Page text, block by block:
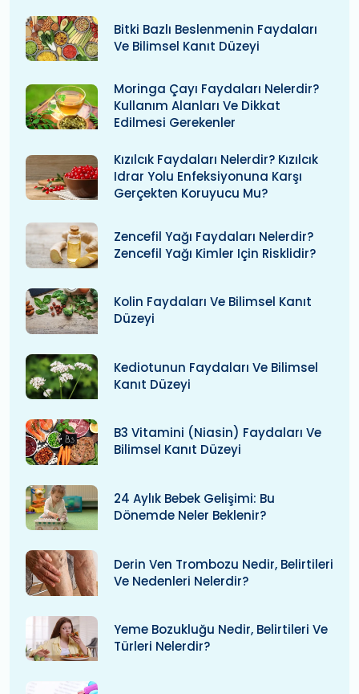
Bitki Bazlı Beslenmenin Faydaları
Ve Bilimsel Kanıt Düzeyi
Moringa Çayı Faydaları Nelerdir?
Kullanım Alanları Ve Dikkat
Edilmesi Gerekenler
Kızılcık Faydaları Nelerdir? Kızılcık
Idrar Yolu Enfeksiyonuna Karşı
Gerçekten Koruyucu Mu?
Zencefil Yağı Faydaları Nelerdir?
Zencefil Yağı Kimler Için Risklidir?
Kolin Faydaları Ve Bilimsel Kanıt
Düzeyi
Kediotunun Faydaları Ve Bilimsel
Kanıt Düzeyi
B3 Vitamini (niasin) Faydaları Ve
Bilimsel Kanıt Düzeyi
24 Aylık Bebek Gelişimi: Bu
Dönemde Neler Beklenir?
Derin Ven Trombozu Nedir, Belirtileri
Ve Nedenleri Nelerdir?
Yeme Bozukluğu Nedir, Belirtileri Ve
Türleri Nelerdir?